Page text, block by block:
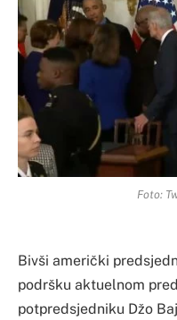
Foto:
Bivši američki
podršku aktuelnom
potpredsjedniku Džo